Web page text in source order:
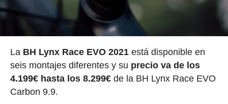
La BH Lynx Race EVO 2021está disponible en
seis montajes diferentes y su precio va de los
4.199€ hasta los 8.299€de la BH Lynx Race EVO
Carbon 9.9.